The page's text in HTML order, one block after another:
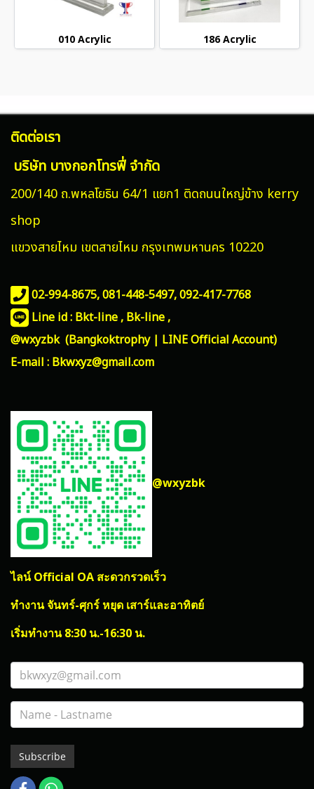
010 Acrylic 186 Acrylic
ติดต่อเรา
บริษัท บางกอกโทรฟี่ จำกัด
200/140 ถ.พหลโยธิน 64/1 แยก1 ติดถนนใหญ่ข้าง kerry
shop
แขวงสายไหม เขตสายไหม กรุงเทพมหานคร 10220
02-994-8675, 081-448-5497,092-417-7768
Line id : Bkt-line , Bk-line ,
@wxyzbk (Bangkoktrophy | LINE Official Account)
E-mail : Bkwxyz@gmail.com
@wxyzbk
ไลน์ Official OA สะดวกรวดเร็ว
ทำงาน จันทร์-ศุกร์ หยุด เสาร์และอาทิตย์
เริ่มทำงาน 8:30 น.-16:30 น.
Subscribe